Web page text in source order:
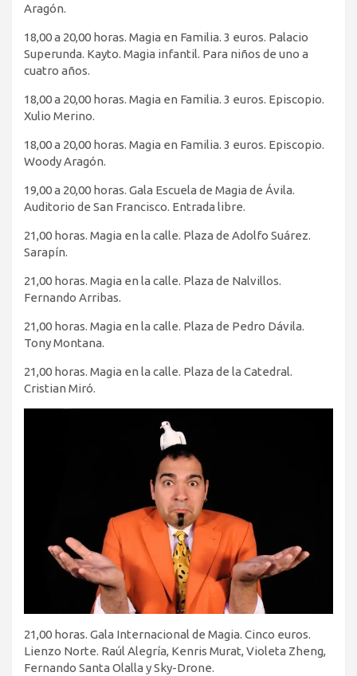
Aragón.
18,00 a 20,00 horas. Magia en Familia. 3 euros. Palacio
Superunda. Kayto. Magia infantil. Para niños de uno a
cuatro años.
18,00 a 20,00 horas. Magia en Familia. 3 euros. Episcopio.
Xulio Merino.
18,00 a 20,00 horas. Magia en Familia. 3 euros. Episcopio.
Woody Aragón.
19,00 a 20,00 horas. Gala Escuela de Magia de Ávila.
Auditorio de San Francisco. Entrada libre.
21,00 horas. Magia en la calle. Plaza de Adolfo Suárez.
Sarapín.
21,00 horas. Magia en la calle. Plaza de Nalvillos.
Fernando Arribas.
21,00 horas. Magia en la calle. Plaza de Pedro Dávila.
Tony Montana.
21,00 horas. Magia en la calle. Plaza de la Catedral.
Cristian Miró.
21,00 horas. Gala Internacional de Magia. Cinco euros.
Lienzo Norte. Raúl Alegría, Kenris Murat, Violeta Zheng,
Fernando Santa Olalla y Sky-Drone.